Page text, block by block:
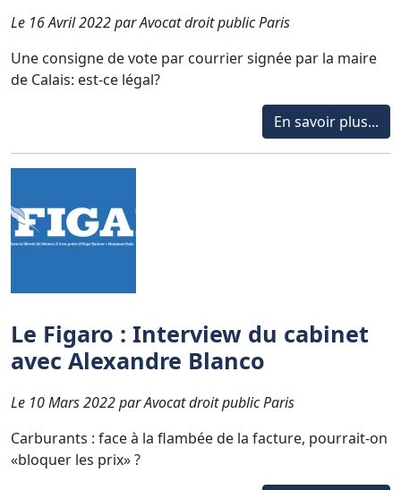
Le 16 Avril 2022 par Avocat droit public Paris
Une consigne de vote par courrier signée par la maire
de Calais: est-ce légal?
En savoir plus...
Le Figaro : Interview du cabinet
avec Alexandre Blanco
Le 10 Mars 2022 par Avocat droit public Paris
Carburants : face à la flambée de la facture, pourrait-on
«bloquer les prix» ?